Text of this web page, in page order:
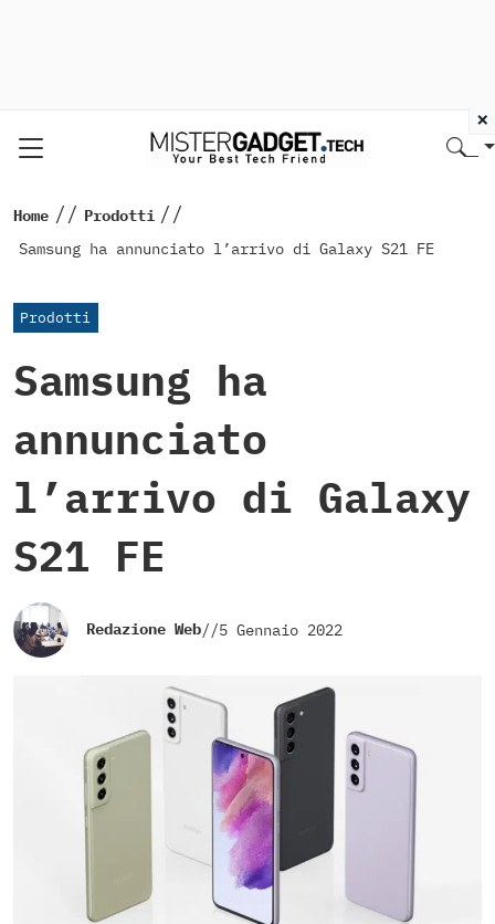
Home // Prodotti //
Samsung ha annunciato l’arrivo di Galaxy S21 FE
Prodotti
Samsung ha
annunciato
l’arrivo di Galaxy
S21 FE
Redazione Web//5 Gennaio 2022
×